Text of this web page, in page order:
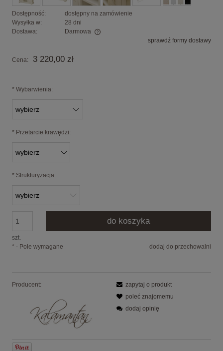
Dostępność:
dostępny na zamówienie
Wysyłka w:
28 dni
Dostawa:
Darmowa
Cena nie zawiera ewentualnych kosztów płatnościsprawdź formy dostawy
Cena: 3 220,00 zł
* Wybarwienia:
* Przetarcie krawędzi:
* Strukturyzacja:
szt.
do koszyka
dodaj do przechowalni
* - Pole wymagane
Producent:
zapytaj o produkt
poleć znajomemu
dodaj opinię